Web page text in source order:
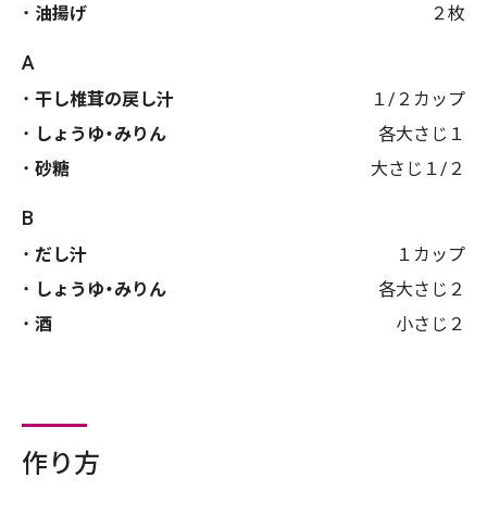
油揚げ
２枚
A
干し椎茸の戻し汁
１/２カップ
しょうゆ・みりん
各大さじ１
砂糖
大さじ１/２
B
だし汁
１カップ
しょうゆ・みりん
各大さじ２
酒
小さじ２
作り方